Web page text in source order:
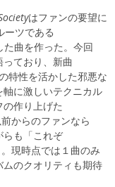
はファンの要望に
ーツである
た曲を作った。今回
ており、新曲
特性を活かした邪悪な
に激しいテクニカル
作り上げた
からのファンなら
らも「これぞ
現時点では１曲のみ
のクオリティも期待